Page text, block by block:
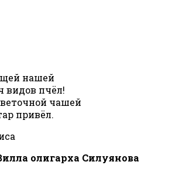
нашей
видов пчёл!
чашей
привёл.
олигарха Силуянова